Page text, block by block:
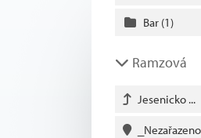
Bar (1)
Ramzová
Jesenicko ...
_Nezařazeno